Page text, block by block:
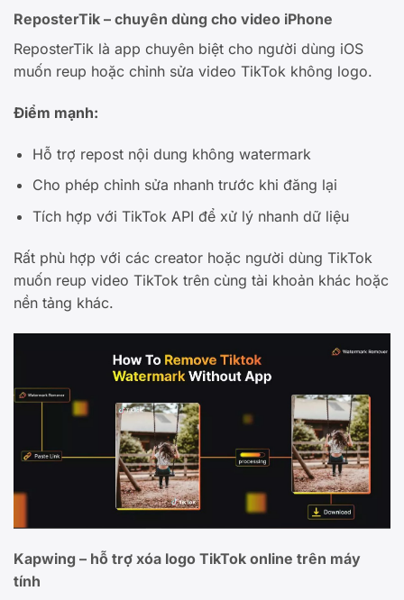
ReposterTik – chuyên dùng cho video iPhone
ReposterTik là app chuyên biệt cho người dùng iOS
muốn reup hoặc chỉnh sửa video TikTok không logo.
Điểm mạnh:
Hỗ trợ repost nội dung không watermark
Cho phép chỉnh sửa nhanh trước khi đăng lại
Tích hợp với TikTok API để xử lý nhanh dữ liệu
Rất phù hợp với các creator hoặc người dùng TikTok
muốn reup video TikTok trên cùng tài khoản khác hoặc
nền tảng khác.
Kapwing – hỗ trợ xóa logo TikTok online trên máy
tính